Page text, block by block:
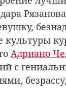
Адриано
с